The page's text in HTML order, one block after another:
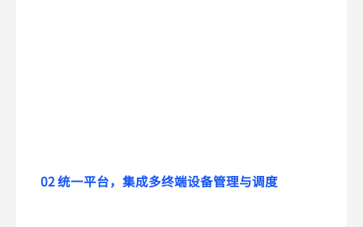
02 统一平台，集成多终端设备管理与调度